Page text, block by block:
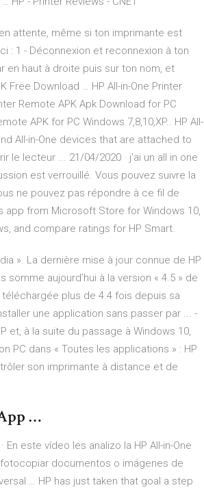
attente, même si ton imprimante est
: 1 - Déconnexion et reconnexion à ton
en haut à droite puis sur ton nom, et
Free Download … HP All-in-One Printer
Remote APK Apk Download for PC
APK for PC Windows 7,8,10,XP.. HP All-
All-in-One devices that are attached to
le lecteur ... 21/04/2020 · j'ai un all in one
est verrouillé. Vous pouvez suivre la
ne pouvez pas répondre à ce fil de
app from Microsoft Store for Windows 10,
and compare ratings for HP Smart.
». La dernière mise à jour connue de HP
aujourd’hui à la version « 4.5 » de
plus de 4.4 fois depuis sa
une application sans passer par ... -
et, à la suite du passage à Windows 10,
PC dans « Toutes les applications » : HP
son imprimante à distance et de
…
este vídeo les analizo la HP All-in-One
documentos o imágenes de
… HP has just taken that goal a step